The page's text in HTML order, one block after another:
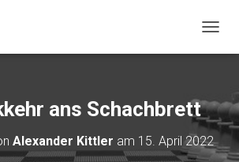
ans Schachbrett
Alexander Kittler am 15. April 2022